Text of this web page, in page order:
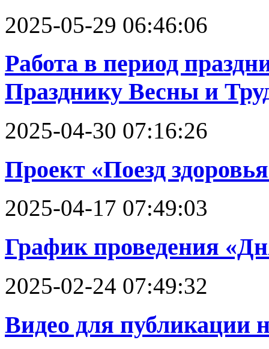
2025-05-29 06:46:06
Работа в период
Празднику Весны и
2025-04-30 07:16:26
Проект «Поезд
2025-04-17 07:49:03
График проведения
2025-02-24 07:49:32
Видео для публикации